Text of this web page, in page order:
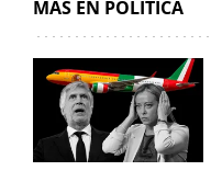
MÁS EN POLÍTICA